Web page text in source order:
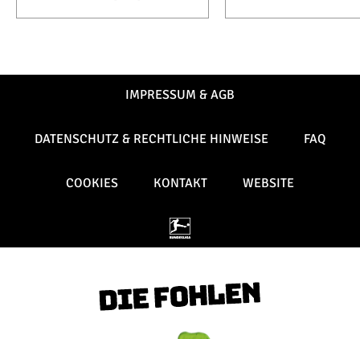
IMPRESSUM & AGB
DATENSCHUTZ & RECHTLICHE HINWEISE FAQ
COOKIES KONTAKT WEBSITE